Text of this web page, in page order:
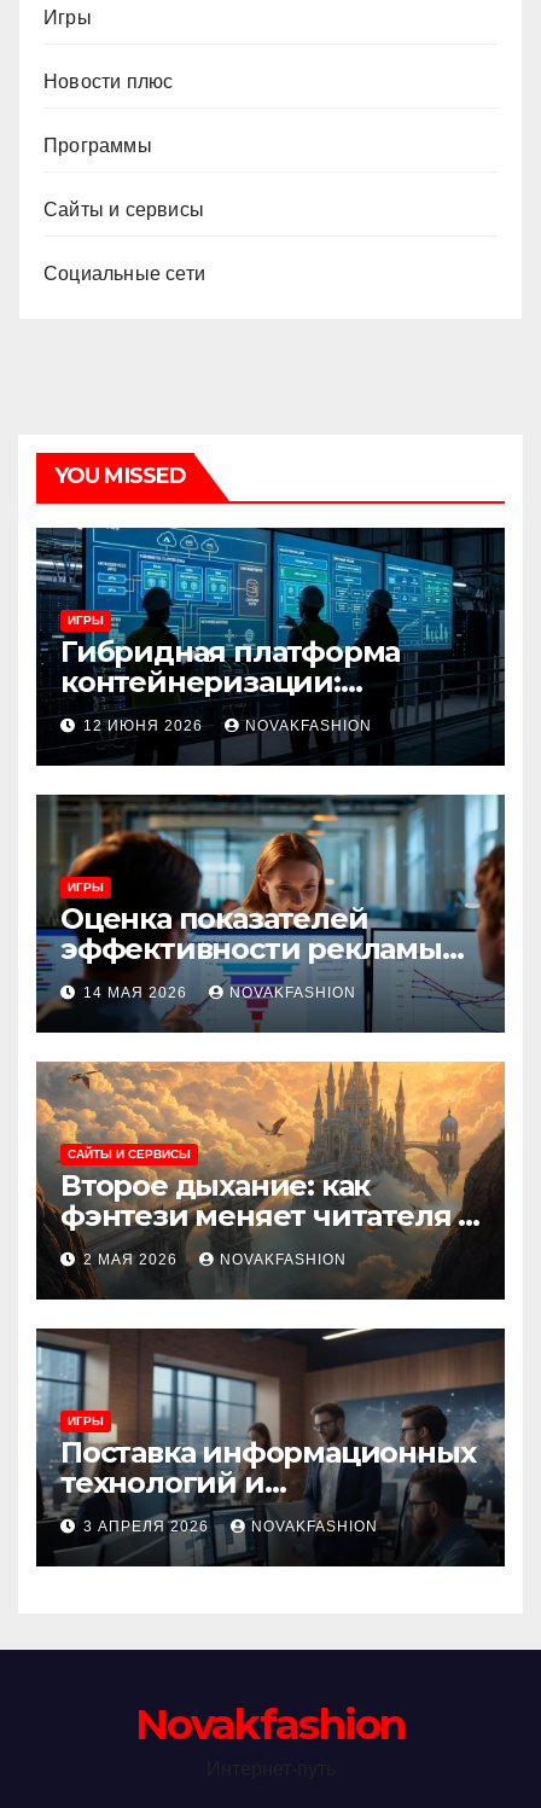
Игры
Новости плюс
Программы
Сайты и сервисы
Социальные сети
YOU MISSED
ИГРЫ
Гибридная платформа
контейнеризации:
архитектура, особенности
и сценарии использования
12 ИЮНЯ 2026 NOVAKFASHION
ИГРЫ
Оценка показателей
эффективности рекламы
при атрибуции
множественных точек
касания
14 МАЯ 2026 NOVAKFASHION
САЙТЫ И СЕРВИСЫ
Второе дыхание: как
фэнтези меняет читателя и
культуру
2 МАЯ 2026 NOVAKFASHION
ИГРЫ
Поставка информационных
технологий и
инновационные решения
3 АПРЕЛЯ 2026 NOVAKFASHION
Novakfashion